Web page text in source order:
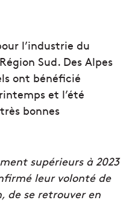
l’industrie du
Sud. Des Alpes
ont bénéficié
et l’été
bonnes
supérieurs à 2023
leur volonté de
de se retrouver en